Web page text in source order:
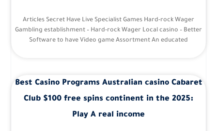
Articles Secret Have Live Specialist Games Hard-rock Wager
Gambling establishment – Hard-rock Wager Local casino – Better
Software to have Video game Assortment An educated
Best Casino Programs Australian casino Cabaret
Club $100 free spins continent in the 2025:
Play A real income